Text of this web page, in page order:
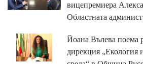
вицепремиера
Областната
Йоана Вълева поема
дирекция „Екология